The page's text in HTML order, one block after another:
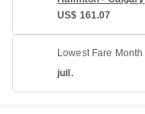
US$ 161.07
Lowest Fare Month
juil.